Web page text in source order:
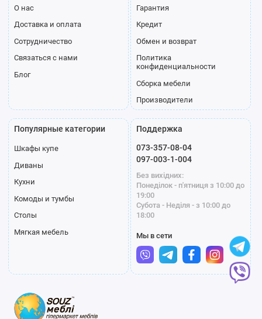
О нас
Доставка и оплата
Сотрудничество
Связаться с нами
Блог
Гарантия
Кредит
Обмен и возврат
Политика
конфиденциальности
Сборка мебели
Производители
Популярные категории
Шкафы купе
Диваны
Кухни
Комоды и тумбы
Столы
Мягкая мебель
Поддержка
073-357-08-04
097-003-1-004
Без вихідних:
Понеділок - п'ятниця з 10:00 до
19:00
Субота - Неділя - з 10:00 до
18:00
Мы в сети